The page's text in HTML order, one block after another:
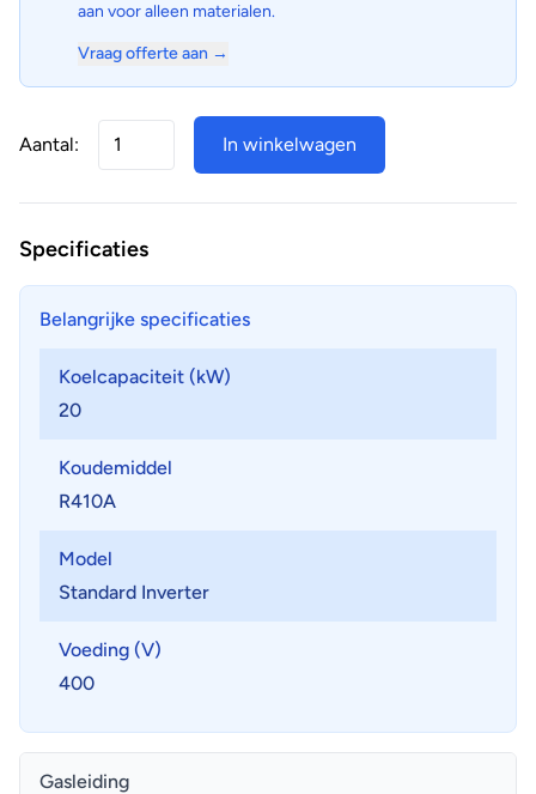
aan voor alleen materialen.
Vraag offerte aan →
Aantal: In winkelwagen
Specificaties
Belangrijke specificaties
Koelcapaciteit (kW)
20
Koudemiddel
R410A
Model
Standard Inverter
Voeding (V)
400
Gasleiding